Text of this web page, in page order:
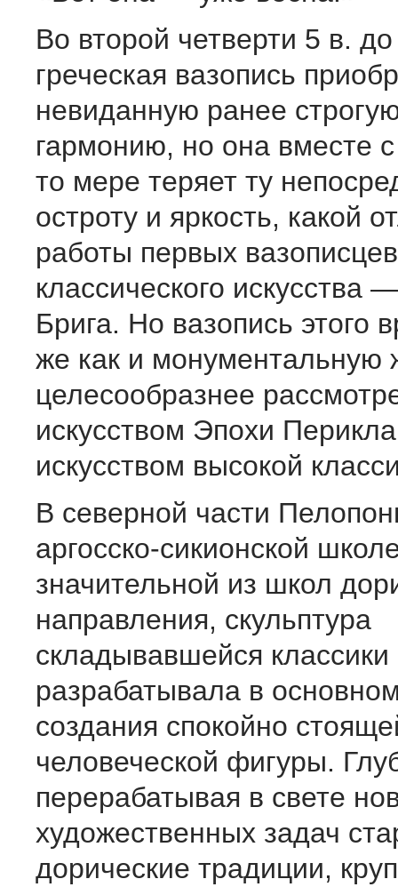
Во второй четверти 5 в.
греческая вазопись
невиданную ранее
гармонию, но она вместе
то мере теряет ту
остроту и яркость, какой
работы первых вазописцев
классического искусства
Брига. Но вазопись этого
же как и монументальную
целесообразнее
искусством Эпохи
искусством высокой
В северной части
аргосско-сикионской
значительной из школ
направления, скульптура
складывавшейся классики
разрабатывала в
создания спокойно
человеческой фигуры.
перерабатывая в свете
художественных задач
дорические традиции,